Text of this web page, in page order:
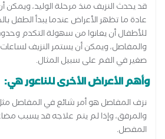
قد يحدث النزيف منذ مرحلة الوليد، ويمكن
عادة ما تظهر الأعراض عندما يبدأ الطفل
للأطفال أن يعانوا من سهولة التكدم
والمفاصل، ويمكن أن يستمر النزيف
صغير في الفم على سبيل المثال.
وأهم الأعراض الأخرى للناعور هي:
نزف المفاصل هو أمر شائع في المفاصل
والمرفق، وإذا لم يتم علاجه قد يسبب
المفصل.